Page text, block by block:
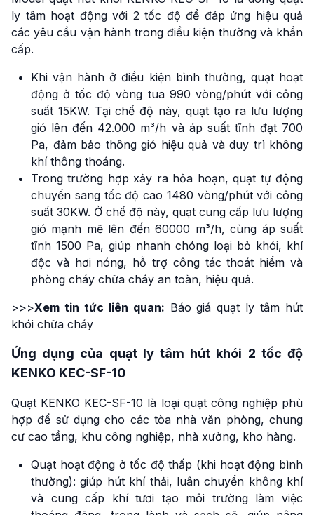
ly tâm hoạt động với 2 tốc độ để đáp ứng hiệu quả
các yêu cầu vận hành trong điều kiện thường và khẩn
cấp.
Khi vận hành ở điều kiện bình thường, quạt hoạt
động ở tốc độ vòng tua 990 vòng/phút với công
suất 15KW. Tại chế độ này, quạt tạo ra lưu lượng
gió lên đến 42.000 m³/h và áp suất tĩnh đạt 700
Pa, đảm bảo thông gió hiệu quả và duy trì không
khí thông thoáng.
Trong trường hợp xảy ra hỏa hoạn, quạt tự động
chuyển sang tốc độ cao 1480 vòng/phút với công
suất 30KW. Ở chế độ này, quạt cung cấp lưu lượng
gió mạnh mẽ lên đến 60000 m³/h, cùng áp suất
tĩnh 1500 Pa, giúp nhanh chóng loại bỏ khói, khí
độc và hơi nóng, hỗ trợ công tác thoát hiểm và
phòng cháy chữa cháy an toàn, hiệu quả.
>>>Xem tin tức liên quan: Báo giá quạt ly tâm hút
khói chữa cháy
Ứng dụng của quạt ly tâm hút khói 2 tốc độ
KENKO KEC-SF-10
Quạt KENKO KEC-SF-10 là loại quạt công nghiệp phù
hợp để sử dụng cho các tòa nhà văn phòng, chung
cư cao tầng, khu công nghiệp, nhà xưởng, kho hàng.
Quạt hoạt động ở tốc độ thấp (khi hoạt động bình
thường): giúp hút khí thải, luân chuyển không khí
và cung cấp khí tươi tạo môi trường làm việc